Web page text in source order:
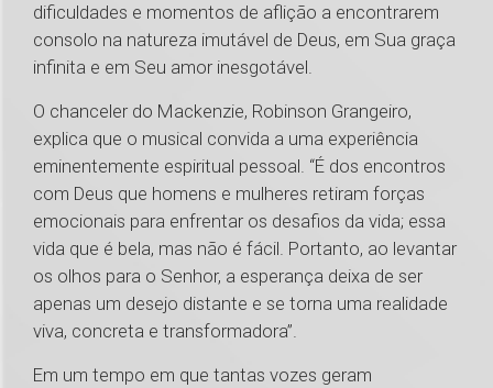
dificuldades e momentos de aflição a encontrarem
consolo na natureza imutável de Deus, em Sua graça
infinita e em Seu amor inesgotável.
O chanceler do Mackenzie, Robinson Grangeiro,
explica que o musical convida a uma experiência
eminentemente espiritual pessoal. “É dos encontros
com Deus que homens e mulheres retiram forças
emocionais para enfrentar os desafios da vida; essa
vida que é bela, mas não é fácil. Portanto, ao levantar
os olhos para o Senhor, a esperança deixa de ser
apenas um desejo distante e se torna uma realidade
viva, concreta e transformadora”.
Em um tempo em que tantas vozes geram